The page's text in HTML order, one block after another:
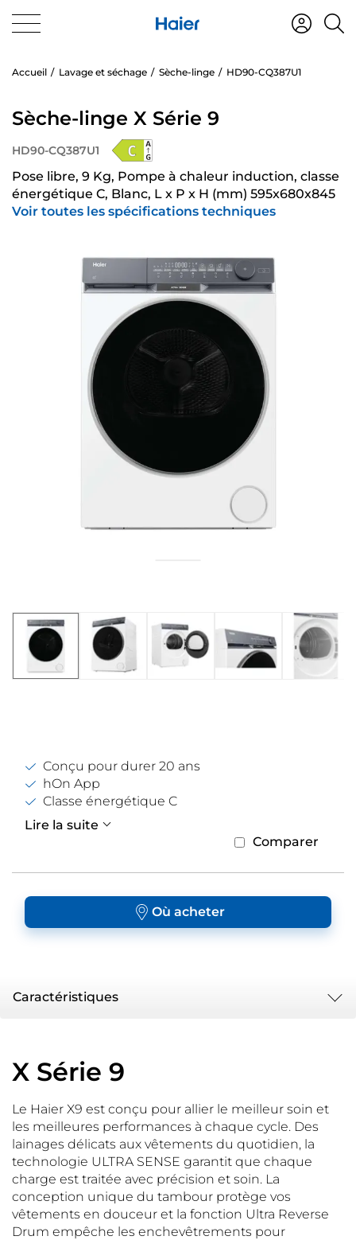
Accueil Lavage et séchage Sèche-linge HD90-CQ387U1
Sèche-linge X Série 9
HD90-CQ387U1
Pose libre, 9 Kg, Pompe à chaleur induction, classe
énergétique C, Blanc, L x P x H (mm) 595x680x845
Voir toutes les spécifications techniques
Conçu pour durer 20 ans
hOn App
Classe énergétique C
Lire la suite
Comparer
Où acheter
Caractéristiques
X Série 9
Le Haier X9 est conçu pour allier le meilleur soin et
les meilleures performances à chaque cycle. Des
lainages délicats aux vêtements du quotidien, la
technologie ULTRA SENSE garantit que chaque
charge est traitée avec précision et soin. La
conception unique du tambour protège vos
vêtements en douceur et la fonction Ultra Reverse
Drum empêche les enchevêtrements pour